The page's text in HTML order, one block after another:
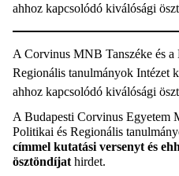
ahhoz kapcsolódó kiválósági
A Corvinus MNB Tanszéke és
Regionális tanulmányok Intézet
ahhoz kapcsolódó kiválósági
A Budapesti Corvinus Egyetem
Politikai és Regionális
címmel kutatási versenyt és
ösztöndíjat hirdet.